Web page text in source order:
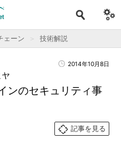
ェーン 技術解説
2014年10月8日
ンのセキュリティ事
記事を見る